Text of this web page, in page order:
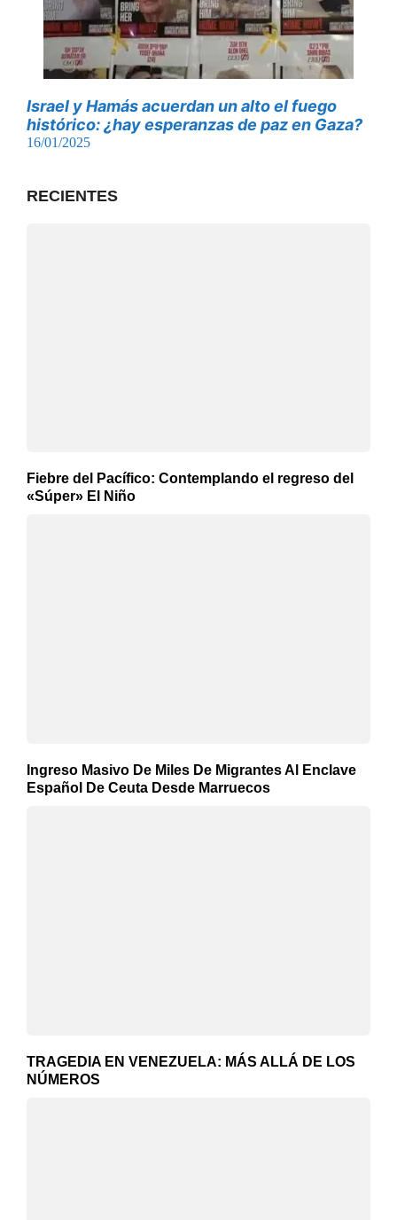
Israel y Hamás acuerdan un alto el fuego
histórico: ¿hay esperanzas de paz en Gaza?
16/01/2025
RECIENTES
Fiebre del Pacífico: Contemplando el regreso del
«Súper» El Niño
Ingreso Masivo De Miles De Migrantes Al Enclave
Español De Ceuta Desde Marruecos
TRAGEDIA EN VENEZUELA: MÁS ALLÁ DE LOS
NÚMEROS